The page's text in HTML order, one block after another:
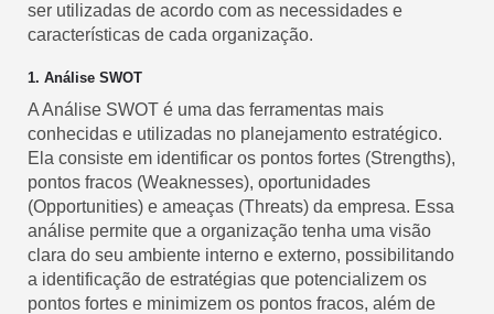
ser utilizadas de acordo com as necessidades e
características de cada organização.
1. Análise SWOT
A Análise SWOT é uma das ferramentas mais
conhecidas e utilizadas no planejamento estratégico.
Ela consiste em identificar os pontos fortes (Strengths),
pontos fracos (Weaknesses), oportunidades
(Opportunities) e ameaças (Threats) da empresa. Essa
análise permite que a organização tenha uma visão
clara do seu ambiente interno e externo, possibilitando
a identificação de estratégias que potencializem os
pontos fortes e minimizem os pontos fracos, além de